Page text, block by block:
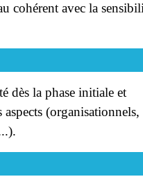
cohérent avec la
dès la phase initiale et
(organisationnels,